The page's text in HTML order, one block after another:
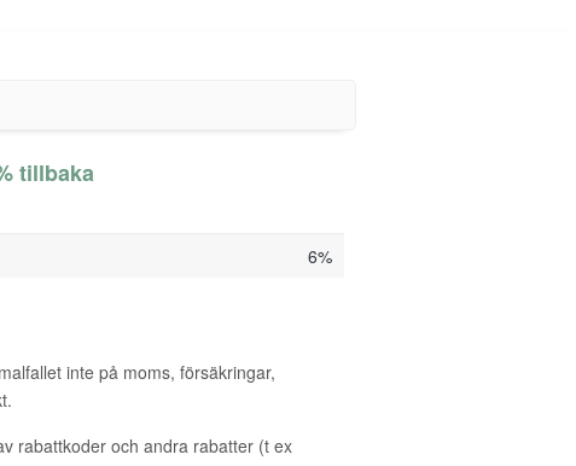
tillbaka
6%
inte på moms, försäkringar,
rabattkoder och andra rabatter (t ex